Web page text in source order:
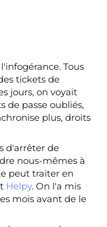
Tous
tickets de
jours, on voyait
de passe oubliés,
plus, droits
d'arrêter de
nous-mêmes à
peut traiter en
Helpy. On l'a mis
mois avant de le